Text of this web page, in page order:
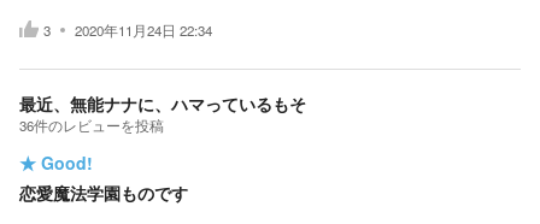
3 2020年11月24日 22:34
最近、無能ナナに、ハマっているもそ
36件のレビューを投稿
★ Good!
恋愛魔法学園ものです